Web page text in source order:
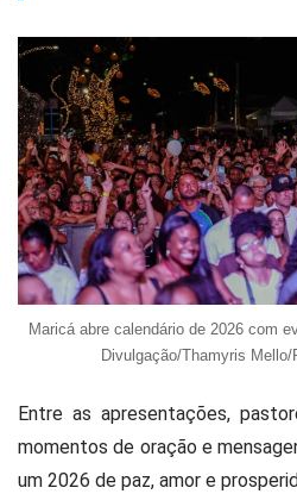
Maricá abre calendário de 2026 com
Divulgação/Thamyris
Entre as apresentações,
momentos de oração e
um 2026 de paz, amor e